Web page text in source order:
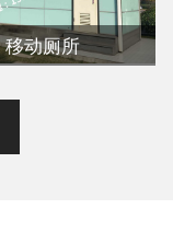
移动厕所